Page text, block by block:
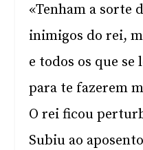
«Tenham a sorte
inimigos do rei,
e todos os que
para te fazerem
O rei ficou
Subiu ao